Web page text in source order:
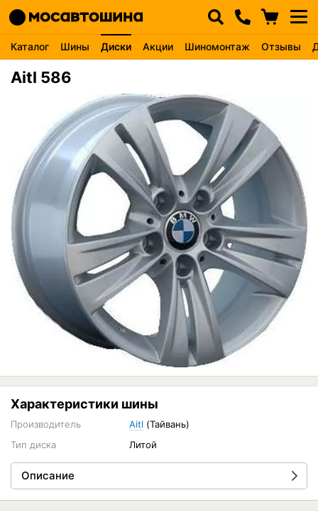
Каталог Шины Диски Акции Шиномонтаж Отзывы
Aitl 586
Характеристики шины
Производитель Aitl (Тайвань)
Тип диска
Литой
Описание